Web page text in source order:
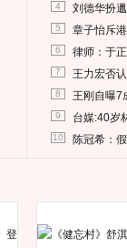
4 刘德华扮
5 章子怡斥
6 律师：于
7 王力宏否
8 王刚自曝7
9 台媒:40岁
10 陈冠希：